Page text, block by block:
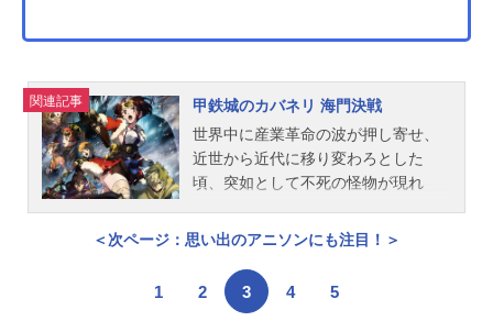
雄三：楠大典迫田ケン：野上翔芹沢
灯：小林千晃...
関連記事
甲鉄城のカバネリ 海門決戦
世界中に産業革命の波が押し寄せ、
近世から近代に移り変わろとした
頃、突如として不死の怪物が現れ
それらは、鋼鉄の皮膜に覆われた心
してしまう。カバネは爆発的に増殖
し、全世界を覆い尽くしていった。
＜次ページ：思い出のアニソンにも注目！＞
1 2 3 4 5